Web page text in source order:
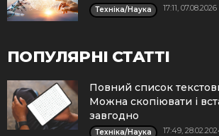
Техніка/Наука 17:11, 07.08.2026
ПОПУЛЯРНІ СТАТТІ
Повний список
Можна скопіювати і
завгодно
Техніка/Наука 17:49,